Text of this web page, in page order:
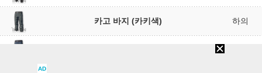
카고 바지 (카키색) 하의
AD